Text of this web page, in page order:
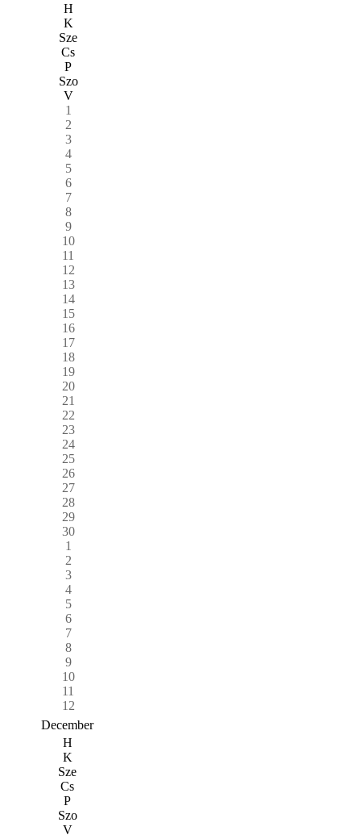
H
K
Sze
Cs
P
Szo
V
1
2
3
4
5
6
7
8
9
10
11
12
13
14
15
16
17
18
19
20
21
22
23
24
25
26
27
28
29
30
1
2
3
4
5
6
7
8
9
10
11
12
December
H
K
Sze
Cs
P
Szo
V